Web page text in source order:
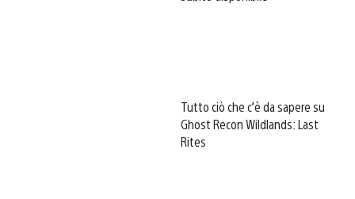
Tutto ciò che c’è da sapere su
Ghost Recon Wildlands: Last
Rites